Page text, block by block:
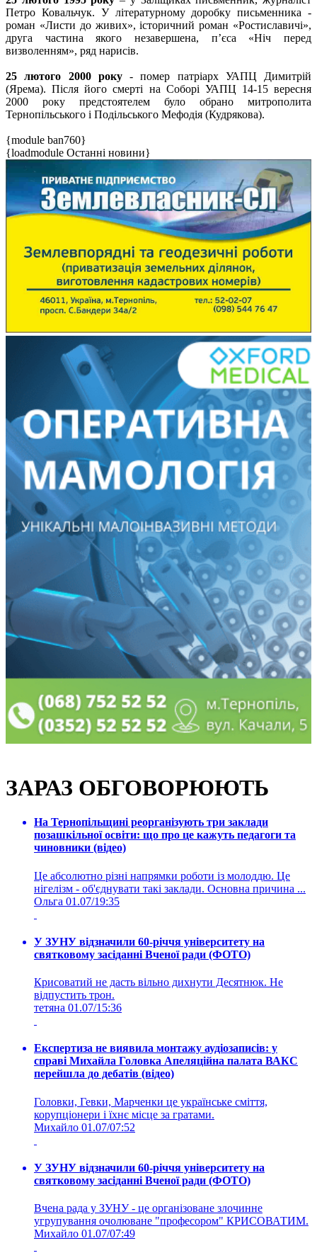
Петро Ковальчук. У літературному доробку письменника -
роман «Листи до живих», історичний роман «Ростиславичі»,
друга частина якого незавершена, п’єса «Ніч перед
визволенням», ряд нарисів.
25 лютого 2000 року- помер патріарх УАПЦ Димитрій
(Ярема). Після його смерті на Соборі УАПЦ 14-15 вересня
2000 року предстоятелем було обрано митрополита
Тернопільського і Подільського Мефодія (Кудрякова).
{module ban760}
{loadmodule Останні новини}
ЗАРАЗ ОБГОВОРЮЮТЬ
На Тернопільщині реорганізують три заклади
позашкільної освіти: що про це кажуть педагоги та
чиновники (відео)
Це абсолютно різні напрямки роботи із молоддю. Це
нігелізм - об'єднувати такі заклади. Основна причина ...
Ольга 01.07/19:35
У ЗУНУ відзначили 60-річчя університету на
святковому засіданні Вченої ради (ФОТО)
Крисоватий не дасть вільно дихнути Десятнюк. Не
відпустить трон.
тетяна 01.07/15:36
Експертиза не виявила монтажу аудіозаписів: у
справі Михайла Головка Апеляційна палата ВАКС
перейшла до дебатів (відео)
Головки, Гевки, Марченки це українське сміття,
корупціонери і їхнє місце за гратами.
Михайло 01.07/07:52
У ЗУНУ відзначили 60-річчя університету на
святковому засіданні Вченої ради (ФОТО)
Вчена рада у ЗУНУ - це організоване злочинне
угрупування очолюване "професором" КРИСОВАТИМ.
Михайло 01.07/07:49